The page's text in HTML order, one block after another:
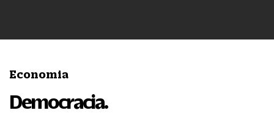
Economia
Democracia.